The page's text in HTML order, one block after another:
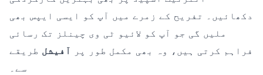
دکھائیں۔ تفریح کے زمرے میں آپ کو ایسی ایپس بھی
ملیں گی جو آپ کو لائیو ٹی وی چینلز تک رسائی
فراہم کرتی ہیں، وہ بھی مکمل طور پر آفیشل طریقے
سے۔